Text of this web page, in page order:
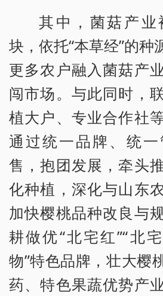
其中，菌菇产业
块，依托“本草经”的种
更多农户融入菌菇产
闯市场。与此同时，
植大户、专业合作社
通过统一品牌、统
售，抱团发展，牵头
化种植，深化与山东
加快樱桃品种改良与
耕做优“北宅红”“北
物”特色品牌，壮大樱
药、特色果蔬优势产